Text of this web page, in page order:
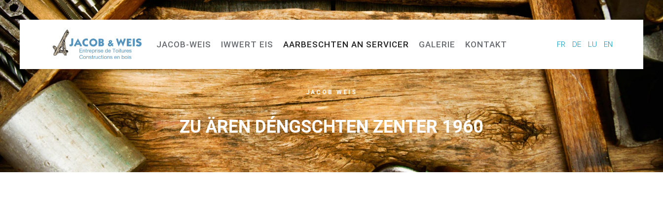
JACOB-WEIS IWWERT EIS AARBESCHTEN AN SERVICER GALERIE KONTAKT FR DE LU EN
JACOB WEIS
ZU ÄREN DÉNGSCHTEN ZENTER 1960